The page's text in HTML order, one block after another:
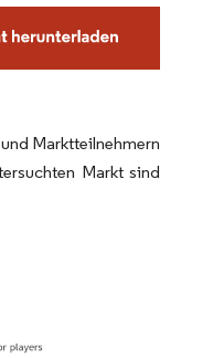
Marktteilnehmern
Markt sind